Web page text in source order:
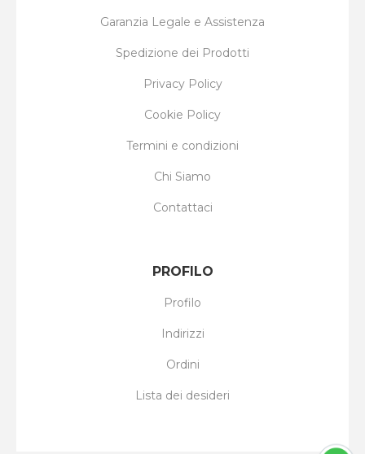
Garanzia Legale e Assistenza
Spedizione dei Prodotti
Privacy Policy
Cookie Policy
Termini e condizioni
Chi Siamo
Contattaci
PROFILO
Profilo
Indirizzi
Ordini
Lista dei desideri